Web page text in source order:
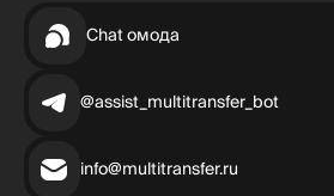
Chat омода
@assist_multitransfer_bot
info@multitransfer.ru